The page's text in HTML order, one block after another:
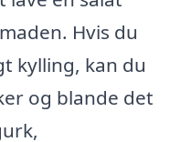
Hvis du
kylling, kan du
og blande det